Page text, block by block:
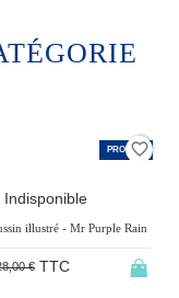
-14,29%
PROMO !
Indisponible
illustré - Mr Purple Rain
€TTC
favorite_border